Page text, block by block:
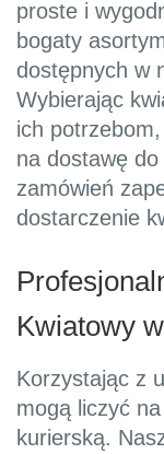
proste i
bogaty
dostępnych w
Wybierając
ich potrzebom,
na dostawę
zamówień
dostarczenie
Kwiatowy
Korzystając z
mogą liczyć
kurierską.